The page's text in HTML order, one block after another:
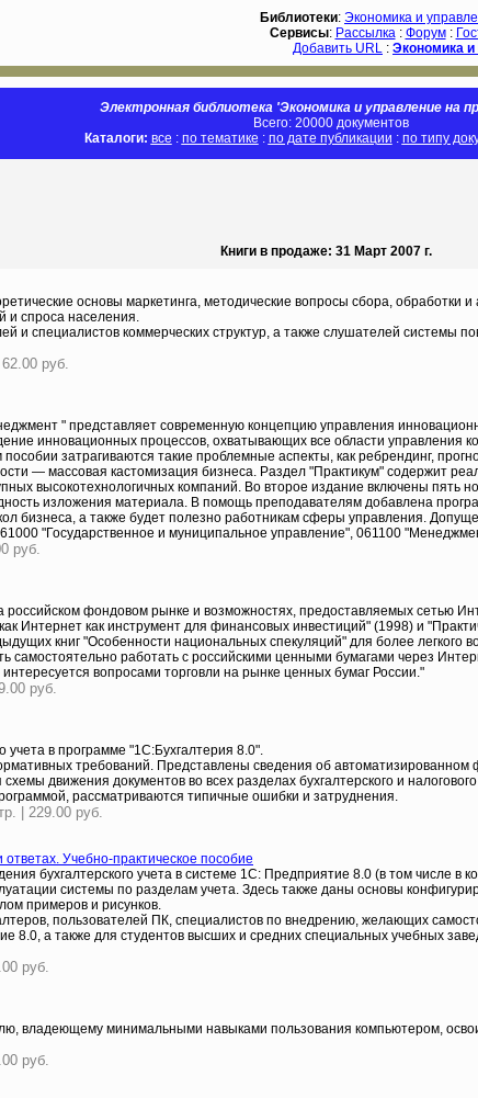
Библиотеки: Экономика и
Сервисы: Рассылка: Форум:
Добавить URL : Экономика и
Электронная библиотека 'Экономика и управление на
Всего: 20000 документов
Каталоги: все : по тематике : по дате публикации : по типу
Книги в продаже: 31 Март 2007 г.
основы маркетинга, методические вопросы сбора,
и спроса населения.
и специалистов коммерческих структур, а также слушателей системы
руб.
" представляет современную концепцию управления
инновационных процессов, охватывающих все области управления
затрагиваются такие проблемные аспекты, как ребрендинг,
— массовая кастомизация бизнеса. Раздел "Практикум" содержит
высокотехнологичных компаний. Во второе издание включены
изложения материала. В помощь преподавателям добавлена
бизнеса, а также будет полезно работникам сферы управления.
"Государственное и муниципальное управление", 061100
руб.
фондовом рынке и возможностях, предоставляемых сетью
Интернет как инструмент для финансовых инвестиций" (1998) и
книг "Особенности национальных спекуляций" для более
работать с российскими ценными бумагами через
вопросами торговли на рынке ценных бумаг России."
руб.
учета в программе "1С:Бухгалтерия 8.0".
требований. Представлены сведения об автоматизированном
движения документов во всех разделах бухгалтерского и
рассматриваются типичные ошибки и затруднения.
| 229.00 руб.
Учебно-практическое пособие
бухгалтерского учета в системе 1С: Предприятие 8.0 (в том числе в
системы по разделам учета. Здесь также даны основы
примеров и рисунков.
пользователей ПК, специалистов по внедрению, желающих
8.0, а также для студентов высших и средних специальных учебных
руб.
владеющему минимальными навыками пользования компьютером,
руб.